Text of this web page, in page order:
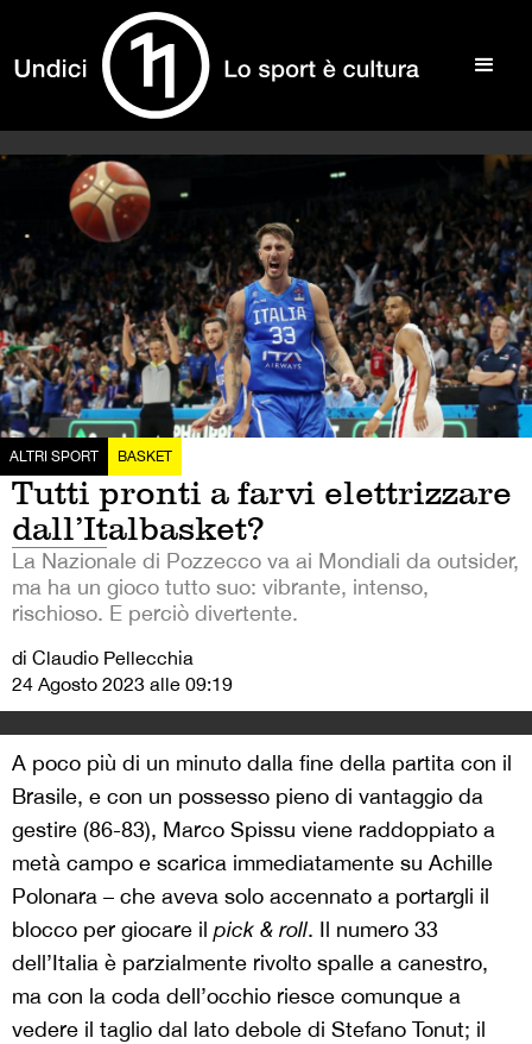
ALTRI SPORT BASKET
Tutti pronti a farvi elettrizzare
dall’Italbasket?
La Nazionale di Pozzecco va ai Mondiali da outsider,
ma ha un gioco tutto suo: vibrante, intenso,
rischioso. E perciò divertente.
di Claudio Pellecchia
24 Agosto 2023 alle 09:19
A poco più di un minuto dalla fine della partita con il
Brasile, e con un possesso pieno di vantaggio da
gestire (86-83), Marco Spissu viene raddoppiato a
metà campo e scarica immediatamente su Achille
Polonara – che aveva solo accennato a portargli il
blocco per giocare il pick & roll. Il numero 33
dell’Italia è parzialmente rivolto spalle a canestro,
ma con la coda dell’occhio riesce comunque a
vedere il taglio dal lato debole di Stefano Tonut; il